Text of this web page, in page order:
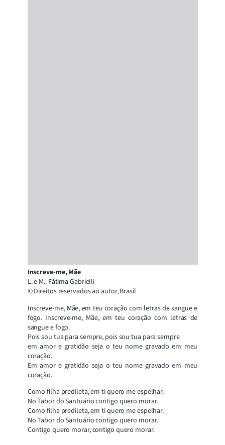
Inscreve-me, Mãe
L. e M.: Fátima Gabrielli
© Direitos reservados ao autor, Brasil
Inscreve-me, Mãe, em teu coração com letras de sangue e
fogo. Inscreve-me, Mãe, em teu coração com letras de
sangue e fogo.
Pois sou tua para sempre, pois sou tua para sempre
em amor e gratidão seja o teu nome gravado em meu
coração.
Em amor e gratidão seja o teu nome gravado em meu
coração.
Como filha predileta, em ti quero me espelhar.
No Tabor do Santuário contigo quero morar.
Como filha predileta, em ti quero me espelhar.
No Tabor do Santuário contigo quero morar.
Contigo quero morar, contigo quero morar.